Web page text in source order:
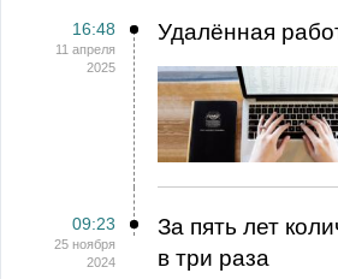
16:48
11 апреля
2025
Удалённая
09:23
25 ноября
2024
За пять лет
в три раза